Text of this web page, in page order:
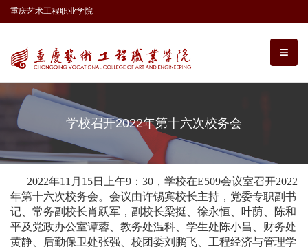
重庆艺术工程职业学院
学校召开2022年第十六次校务会
2022年11月15日上午9：30，学校在E509会议室召开2022
年第十六次校务会。会议由许锡宾校长主持，党委专职副书
记、常务副校长肖跃军，副校长梁挺、徐永恒、叶荫、陈和
平及 党政办公室谭蓉、教务处温科、学生处陈小昌、财务处
黄静、后勤保卫处张强、校团委刘鹏飞、工程经济与管理学